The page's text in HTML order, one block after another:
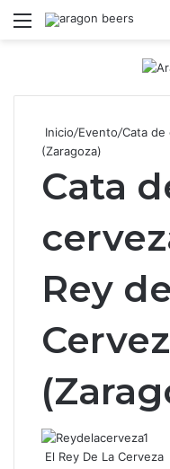
Menú
Inicio/Evento/Cata de
(Zaragoza)
Cata
Rey
El Rey De La Cerveza